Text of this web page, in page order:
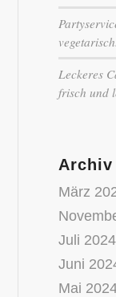
vegetarisch.
Leckeres
frisch und
Archiv
März
Juli 2024
Juni
Mai